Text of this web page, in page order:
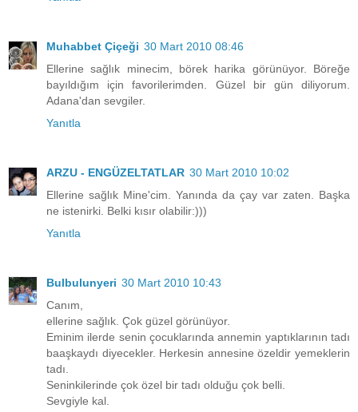
Muhabbet Çiçeği 30 Mart 2010 08:46
Ellerine sağlık minecim, börek harika görünüyor. Böreğe
bayıldığım için favorilerimden. Güzel bir gün diliyorum.
Adana'dan sevgiler.
Yanıtla
ARZU - ENGÜZELTATLAR 30 Mart 2010 10:02
Ellerine sağlık Mine'cim. Yanında da çay var zaten. Başka
ne istenirki. Belki kısır olabilir:)))
Yanıtla
Bulbulunyeri 30 Mart 2010 10:43
Canım,
ellerine sağlık. Çok güzel görünüyor.
Eminim ilerde senin çocuklarında annemin yaptıklarının tadı
baaşkaydı diyecekler. Herkesin annesine özeldir yemeklerin
tadı.
Seninkilerinde çok özel bir tadı olduğu çok belli.
Sevgiyle kal.